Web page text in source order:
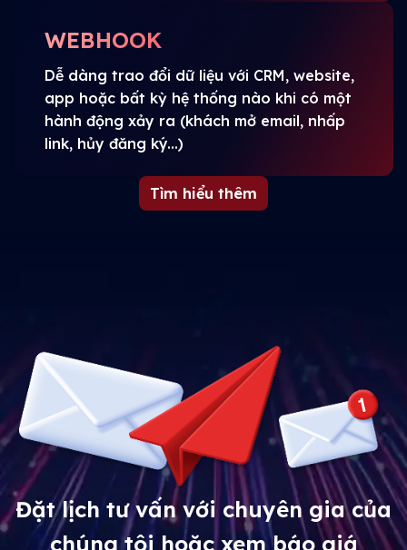
WEBHOOK
Dễ dàng trao đổi dữ liệu với CRM, website,
app hoặc bất kỳ hệ thống nào khi có một
hành động xảy ra (khách mở email, nhấp
link, hủy đăng ký...)
Tìm hiểu thêm
Đặt lịch tư vấn với chuyên gia của
chúng tôi hoặc xem báo giá